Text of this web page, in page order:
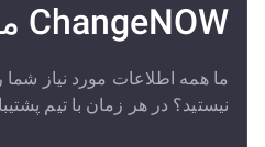
ChangeNOW مبادله کنید؟
ما همه اطلاعات مورد نیاز شما
نیستید؟ در هر زمان با تیم